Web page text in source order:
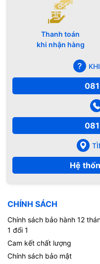
Thanh toán
khi nhận hàng
Hệ
CHÍNH SÁCH
Chính sách bảo hành 12
1 đổi 1
Cam kết chất lượng
Chính sách bảo mật